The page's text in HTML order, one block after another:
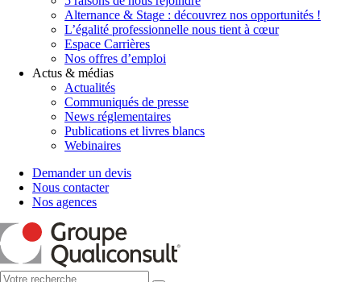
Alternance & Stage : découvrez nos opportunités !
L’égalité professionnelle nous tient à cœur
Espace Carrières
Nos offres d’emploi
Actus & médias
Actualités
Communiqués de presse
News réglementaires
Publications et livres blancs
Webinaires
Demander un devis
Nous contacter
Nos agences